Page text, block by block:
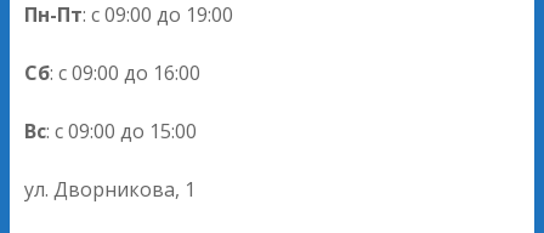
Пн-Пт: с 09:00 до 19:00
Сб: с 09:00 до 16:00
Вс: с 09:00 до 15:00
ул. Дворникова, 1